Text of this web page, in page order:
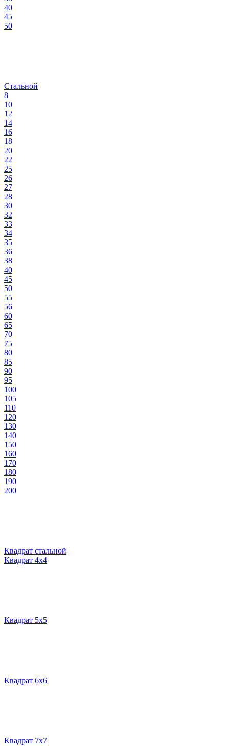
40
45
50
Стальной
8
10
12
14
16
18
20
22
25
26
27
28
30
32
33
34
35
36
38
40
45
50
55
56
60
65
70
75
80
85
90
95
100
105
110
120
130
140
150
160
170
180
190
200
Квадрат стальной
Квадрат 4х4
Квадрат 5х5
Квадрат 6х6
Квадрат 7х7